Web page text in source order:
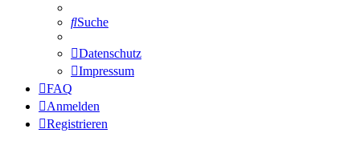
Suche
Datenschutz
Impressum
FAQ
Anmelden
Registrieren